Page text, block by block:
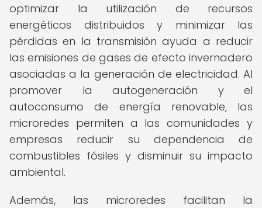
optimizar la utilización de recursos
energéticos distribuidos y minimizar las
pérdidas en la transmisión ayuda a reducir
las emisiones de gases de efecto invernadero
asociadas a la generación de electricidad. Al
promover la autogeneración y el
autoconsumo de energía renovable, las
microredes permiten a las comunidades y
empresas reducir su dependencia de
combustibles fósiles y disminuir su impacto
ambiental.
Además, las microredes facilitan la